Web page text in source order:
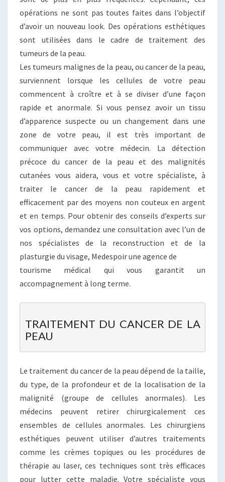
opérations ne sont pas toutes faites dans l’objectif
d’avoir un nouveau look. Des opérations esthétiques
sont utilisées dans le cadre de traitement des
tumeurs de la peau.
Les tumeurs malignes de la peau, ou cancer de la peau,
surviennent lorsque les cellules de votre peau
commencent à croître et à se diviser d’une façon
rapide et anormale. Si vous pensez avoir un tissu
d’apparence suspecte ou un changement dans une
zone de votre peau, il est très important de
communiquer avec votre médecin. La détection
précoce du cancer de la peau et des malignités
cutanées vous aidera, vous et votre spécialiste, à
traiter le cancer de la peau rapidement et
efficacement par des moyens non couteux en argent
et en temps. Pour obtenir des conseils d’experts sur
vos options, demandez une consultation avec l’un de
nos spécialistes de la reconstruction et de la
plasturgie du visage, Medespoir une agence de
tourisme médical qui vous garantit un
accompagnement à long terme.
TRAITEMENT DU CANCER DE LA
PEAU
Le traitement du cancer de la peau dépend de la taille,
du type, de la profondeur et de la localisation de la
malignité (groupe de cellules anormales). Les
médecins peuvent retirer chirurgicalement ces
ensembles de cellules anormales. Les chirurgiens
esthétiques peuvent utiliser d’autres traitements
comme les crèmes topiques ou les procédures de
thérapie au laser, ces techniques sont très efficaces
pour lutter cette maladie. Votre spécialiste vous